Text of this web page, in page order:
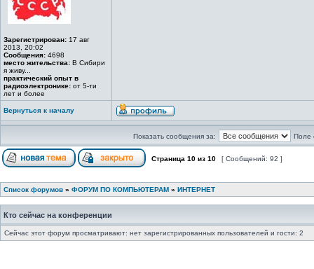
Зарегистрирован: 17 авг
2013, 20:02
Сообщения: 4698
место жительства: В Сибири
я живу...
практический опыт в
радиоэлектронике: от 5-ти
лет и более
Вернуться к началу
Показать сообщения за: Поле
Страница 10 из 10 [ Сообщений: 92 ]
Список форумов » ФОРУМ ПО КОМПЬЮТЕРАМ » ИНТЕРНЕТ
Кто сейчас на конференции
Сейчас этот форум просматривают: нет зарегистрированных пользователей и гости: 2